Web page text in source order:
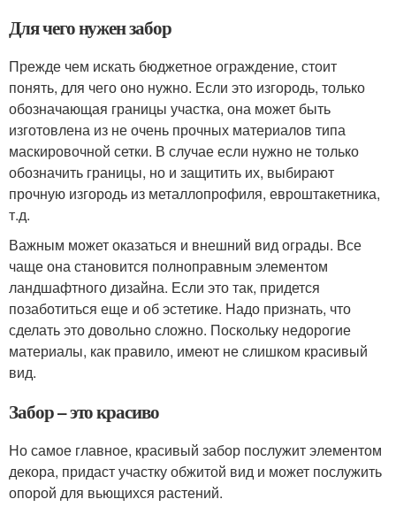
Для чего нужен забор
Прежде чем искать бюджетное ограждение, стоит
понять, для чего оно нужно. Если это изгородь, только
обозначающая границы участка, она может быть
изготовлена из не очень прочных материалов типа
маскировочной сетки. В случае если нужно не только
обозначить границы, но и защитить их, выбирают
прочную изгородь из металлопрофиля, евроштакетника,
т.д.
Важным может оказаться и внешний вид ограды. Все
чаще она становится полноправным элементом
ландшафтного дизайна. Если это так, придется
позаботиться еще и об эстетике. Надо признать, что
сделать это довольно сложно. Поскольку недорогие
материалы, как правило, имеют не слишком красивый
вид.
Забор – это красиво
Но самое главное, красивый забор послужит элементом
декора, придаст участку обжитой вид и может послужить
опорой для вьющихся растений.